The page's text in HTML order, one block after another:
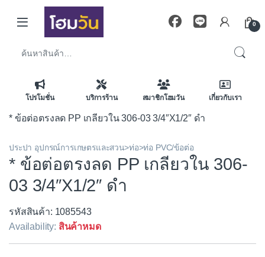
Skip to navigation
Skip to content
0
โปรโมชั่น บริการร้าน สมาชิกโฮมวัน เกี่ยวกับเรา
* ข้อต่อตรงลด PP เกลียวใน 306-03 3/4″X1/2″ ดำ
ประปา อุปกรณ์การเกษตรและสวน>ท่อ>ท่อ PVC/ข้อต่อ
* ข้อต่อตรงลด PP เกลียวใน 306-
03 3/4″X1/2″ ดำ
รหัสสินค้า: 1085543
Availability: สินค้าหมด